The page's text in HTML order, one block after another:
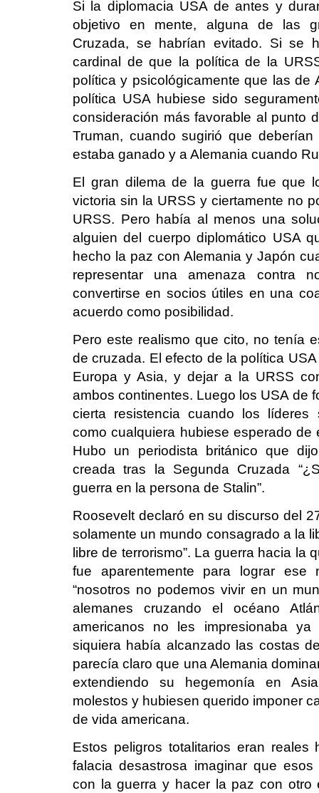
Si la diplomacia USA de antes y
objetivo en mente, alguna de las
Cruzada, se habrían evitado. Si se
cardinal de que la política de la
política y psicológicamente que las de
política USA hubiese sido
consideración más favorable al punto
Truman, cuando sugirió que
estaba ganado y a Alemania cuando
El gran dilema de la guerra fue que
victoria sin la URSS y ciertamente no
URSS. Pero había al menos una
alguien del cuerpo diplomático USA
hecho la paz con Alemania y Japón
representar una amenaza contra
convertirse en socios útiles en una
acuerdo como posibilidad.
Pero este realismo que cito, no tenía
de cruzada. El efecto de la política
Europa y Asia, y dejar a la URSS
ambos continentes. Luego los USA de
cierta resistencia cuando los líderes
como cualquiera hubiese esperado
Hubo un periodista británico que
creada tras la Segunda Cruzada
guerra en la persona de Stalin”.
Roosevelt declaró en su discurso del
solamente un mundo consagrado a la
libre de terrorismo”. La guerra hacia la
fue aparentemente para lograr
“nosotros no podemos vivir en un
alemanes cruzando el océano
americanos no les impresionaba
siquiera había alcanzado las costas
parecía claro que una Alemania
extendiendo su hegemonía en
molestos y hubiesen querido imponer
de vida americana.
Estos peligros totalitarios eran
falacia desastrosa imaginar que
con la guerra y hacer la paz con otro